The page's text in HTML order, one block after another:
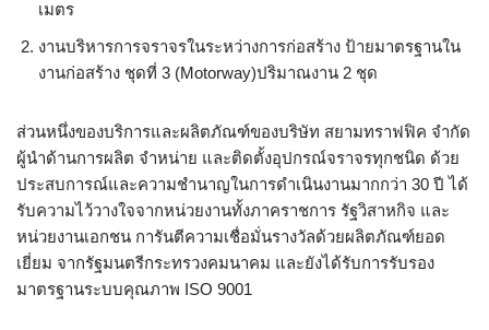
เมตร
งานบริหารการจราจรในระหว่างการก่อสร้าง ป้ายมาตรฐานใน
งานก่อสร้าง ชุดที่ 3 (Motorway)ปริมาณงาน 2 ชุด
ส่วนหนึ่งของบริการและผลิตภัณฑ์ของบริษัท สยามทราฟฟิค จำกัด
ผู้นำด้านการผลิต จำหน่าย และติดตั้งอุปกรณ์จราจรทุกชนิด ด้วย
ประสบการณ์และความชำนาญในการดำเนินงานมากกว่า 30 ปี ได้
รับความไว้วางใจจากหน่วยงานทั้งภาคราชการ รัฐวิสาหกิจ และ
หน่วยงานเอกชน การันตีความเชื่อมั่นรางวัลด้วยผลิตภัณฑ์ยอด
เยี่ยม จากรัฐมนตรีกระทรวงคมนาคม และยังได้รับการรับรอง
มาตรฐานระบบคุณภาพ ISO 9001